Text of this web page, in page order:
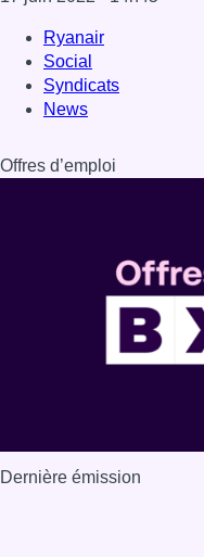
Ryanair
Social
Syndicats
News
Offres d’emploi
Dernière émission